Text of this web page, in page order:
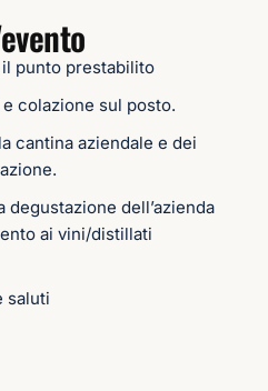
punto prestabilito
colazione sul posto.
cantina aziendale e dei
degustazione dell’azienda
ai vini/distillati
saluti